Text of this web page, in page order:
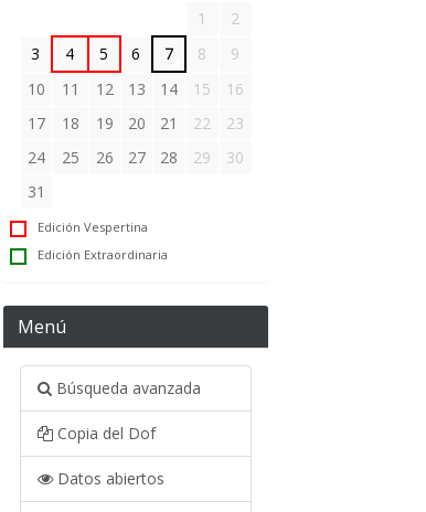
1
2
3
4 5 6 7 8
9
10
11 12 13 14 15
16
17
18 19 20 21 22
23
24
25 26 27 28 29
30
31
Edición Vespertina
Edición Extraordinaria
Menú
Búsqueda avanzada
Copia del Dof
Datos abiertos